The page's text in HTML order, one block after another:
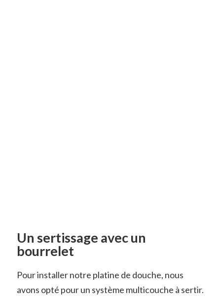
Un sertissage avec un
bourrelet
Pour installer notre platine de douche, nous
avons opté pour un système multicouche à sertir.